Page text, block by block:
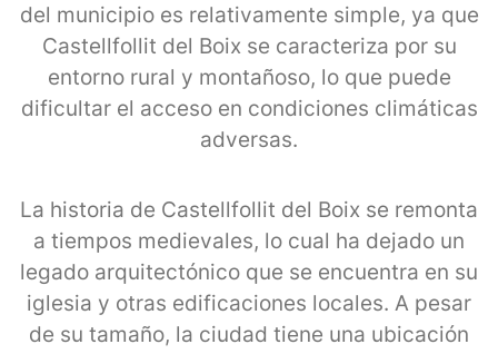
del municipio es relativamente simple, ya que
Castellfollit del Boix se caracteriza por su
entorno rural y montañoso, lo que puede
dificultar el acceso en condiciones climáticas
adversas.
La historia de Castellfollit del Boix se remonta
a tiempos medievales, lo cual ha dejado un
legado arquitectónico que se encuentra en su
iglesia y otras edificaciones locales. A pesar
de su tamaño, la ciudad tiene una ubicación